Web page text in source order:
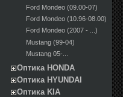
Ford Mondeo (09.00-07)
Ford Mondeo (10.96-08.00)
Ford Mondeo (2007 - ...)
Mustang (99-04)
Mustang 05-...
Оптика HONDA
Оптика HYUNDAI
Оптика KIA